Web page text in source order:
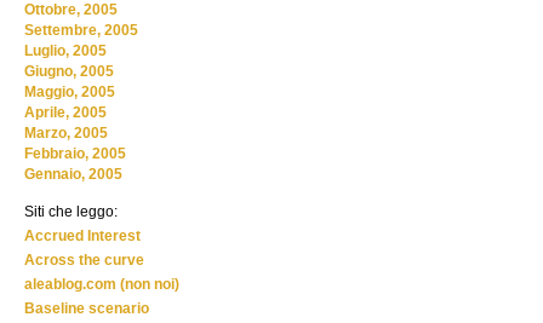
Ottobre, 2005
Settembre, 2005
Luglio, 2005
Giugno, 2005
Maggio, 2005
Aprile, 2005
Marzo, 2005
Febbraio, 2005
Gennaio, 2005
Siti che leggo:
Accrued Interest
Across the curve
aleablog.com (non noi)
Baseline scenario